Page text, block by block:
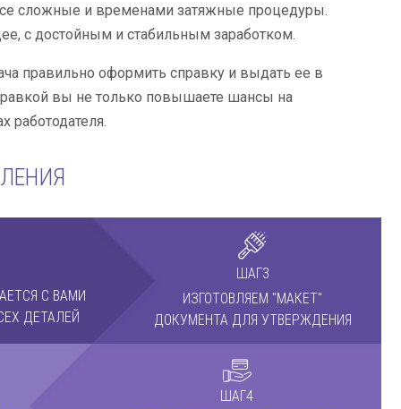
сложные и временами затяжные процедуры.
с достойным и стабильным заработком.
правильно оформить справку и выдать ее в
вы не только повышаете шансы на
работодателя.
С ВАМИ
ДЕТАЛЕЙ
ШАГ3
ИЗГОТОВЛЯЕМ "МАКЕТ"
ДОКУМЕНТА ДЛЯ УТВЕРЖДЕНИЯ
ШАГ4